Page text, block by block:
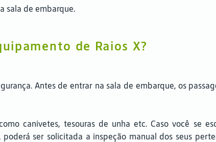
sala de embarque.
de Raios X?
Antes de entrar na sala de embarque, os
canivetes, tesouras de unha etc. Caso você se
ser solicitada a inspeção manual dos seus